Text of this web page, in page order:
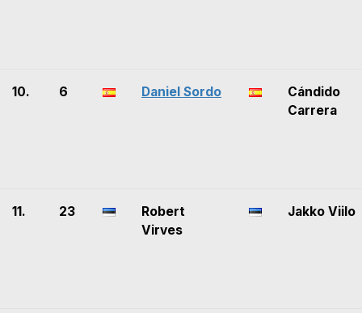
10. 6 Daniel Sordo
Cándido
Carrera
11. 23
Robert
Virves
Jakko Viilo